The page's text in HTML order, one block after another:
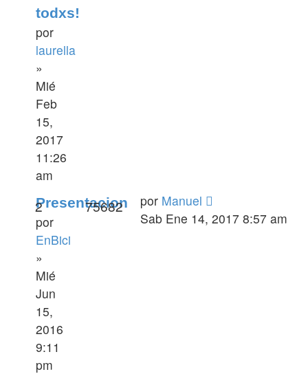
todxs!
por
laurella
»
Mié
Feb
15,
2017
11:26
am
Presentacion
por
EnBici
»
Mié
Jun
15,
2016
9:11
pm
2 75682 por Manuel
Sab Ene 14, 2017 8:57 am